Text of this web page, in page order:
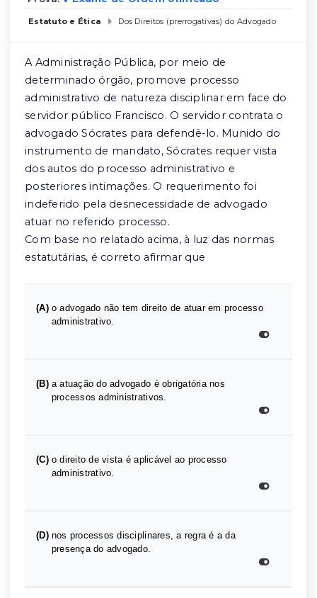
Estatuto e Ética Dos Direitos (prerrogativas) do Advogado
A Administração Pública, por meio de
determinado órgão, promove processo
administrativo de natureza disciplinar em face do
servidor público Francisco. O servidor contrata o
advogado Sócrates para defendê-lo. Munido do
instrumento de mandato, Sócrates requer vista
dos autos do processo administrativo e
posteriores intimações. O requerimento foi
indeferido pela desnecessidade de advogado
atuar no referido processo.
Com base no relatado acima, à luz das normas
estatutárias, é correto afirmar que
(A) o advogado não tem direito de atuar em processo
administrativo.
(B) a atuação do advogado é obrigatória nos
processos administrativos.
(C) o direito de vista é aplicável ao processo
administrativo.
(D) nos processos disciplinares, a regra é a da
presença do advogado.